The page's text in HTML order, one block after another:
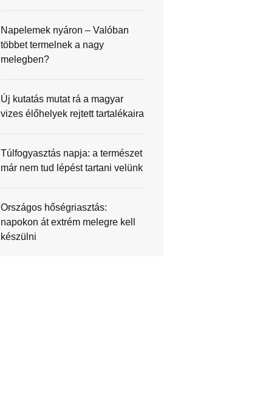
Napelemek nyáron – Valóban
többet termelnek a nagy
melegben?
Új kutatás mutat rá a magyar
vizes élőhelyek rejtett tartalékaira
Túlfogyasztás napja: a természet
már nem tud lépést tartani velünk
Országos hőségriasztás:
napokon át extrém melegre kell
készülni